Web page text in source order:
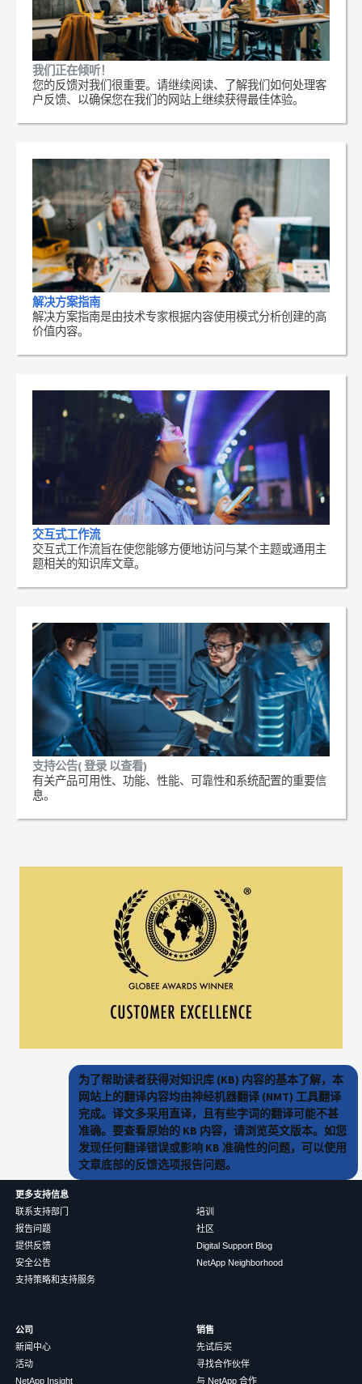
我们正在倾听！
您的反馈对我们很重要。请继续阅读、了解我们如何处理客
户反馈、以确保您在我们的网站上继续获得最佳体验。
解决方案指南
解决方案指南是由技术专家根据内容使用模式分析创建的高
价值内容。
交互式工作流
交互式工作流旨在使您能够方便地访问与某个主题或通用主
题相关的知识库文章。
支持公告( 登录 以查看)
有关产品可用性、功能、性能、可靠性和系统配置的重要信
息。
为了帮助读者获得对知识库 (KB) 内容的基本了解，本
网站上的翻译内容均由神经机器翻译 (NMT) 工具翻译
完成。译文多采用直译，且有些字词的翻译可能不甚
准确。要查看原始的 KB 内容，请浏览英文版本。如您
发现任何翻译错误或影响 KB 准确性的问题，可以使用
文章底部的反馈选项报告问题。
更多支持信息
联系支持部门
报告问题
提供反馈
安全公告
支持策略和支持服务
培训
社区
Digital Support Blog
NetApp Neighborhood
公司
新闻中心
活动
NetApp Insight
销售
先试后买
寻找合作伙伴
与 NetApp 合作